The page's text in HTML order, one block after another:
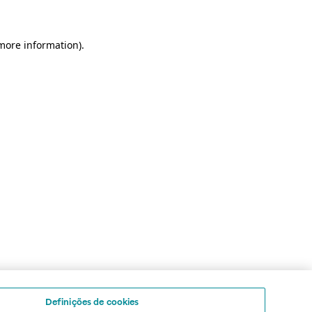
information).
Definições de cookies